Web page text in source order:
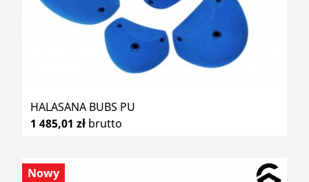
HALASANA BUBS PU
1 485,01 zł brutto
Nowy